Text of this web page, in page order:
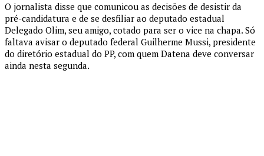
O jornalista disse que comunicou as decisões de desistir da
pré-candidatura e de se desfiliar ao deputado estadual
Delegado Olim, seu amigo, cotado para ser o vice na chapa. Só
faltava avisar o deputado federal Guilherme Mussi, presidente
do diretório estadual do PP, com quem Datena deve conversar
ainda nesta segunda.